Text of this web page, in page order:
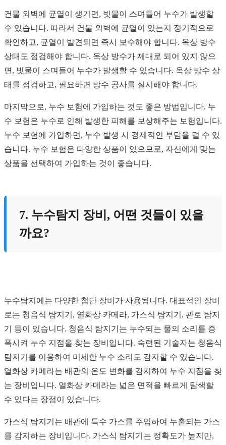
건물 외벽에 균열이 생기면, 빗물이 스며들어 누수가 발생할
수 있습니다. 따라서 건물 외벽에 균열이 있는지 정기적으로
확인하고, 균열이 발견되면 즉시 보수해야 합니다. 옥상 방수
상태도 점검해야 합니다. 옥상 방수가 제대로 되어 있지 않으
면, 빗물이 스며들어 누수가 발생할 수 있습니다. 옥상 방수 상
태를 점검하고, 필요하면 방수 공사를 실시해야 합니다.
마지막으로, 누수 보험에 가입하는 것도 좋은 방법입니다. 누
수 보험은 누수로 인해 발생한 피해를 보상해주는 보험입니다.
누수 보험에 가입하면, 누수 발생 시 경제적인 부담을 덜 수 있
습니다. 누수 보험은 다양한 상품이 있으므로, 자신에게 맞는
상품을 선택하여 가입하는 것이 좋습니다.
7. 누수탐지 장비, 어떤 것들이 있을
까요?
누수탐지에는 다양한 첨단 장비가 사용됩니다. 대표적인 장비
로는 청음식 탐지기, 열화상 카메라, 가스식 탐지기, 관로 탐지
기 등이 있습니다. 청음식 탐지기는 누수되는 물의 소리를 증
폭시켜 누수 지점을 찾는 장비입니다. 숙련된 기술자는 청음식
탐지기를 이용하여 미세한 누수 소리도 감지할 수 있습니다.
열화상 카메라는 배관의 온도 변화를 감지하여 누수 지점을 찾
는 장비입니다. 열화상 카메라는 넓은 면적을 빠르게 탐색할
수 있다는 장점이 있습니다.
가스식 탐지기는 배관에 특수 가스를 주입하여 누출되는 가스
를 감지하는 장비입니다. 가스식 탐지기는 정확도가 높지만,